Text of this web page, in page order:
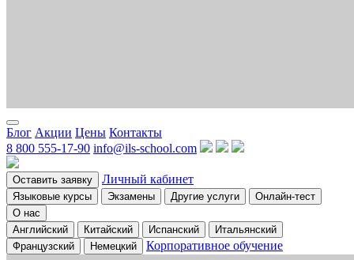
Блог Акции Цены Контакты
8 800 555-17-90 info@ils-school.com
Оставить заявку Личный кабинет
Языковые курсы Экзамены Другие услуги
Онлайн-тест
О нас
Английский
Китайский Испанский
Итальянский
Французский
Немецкий Корпоративное обучение